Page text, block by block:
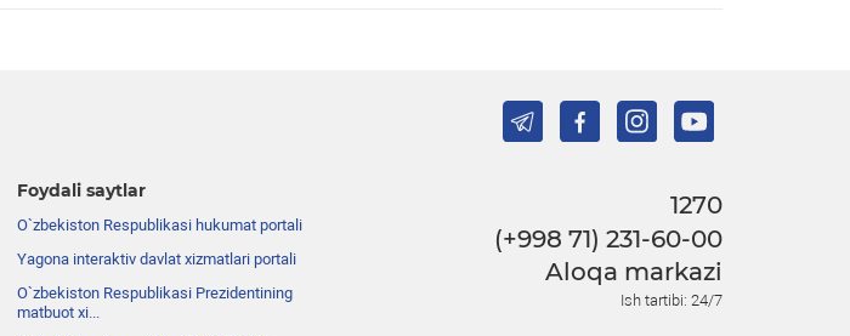
Foydali saytlar
O`zbekiston Respublikasi hukumat portali
Yagona interaktiv davlat xizmatlari portali
O`zbekiston Respublikasi Prezidentining
matbuot xi...
1270
(+998 71) 231-60-00
Aloqa markazi
Ish tartibi: 24/7